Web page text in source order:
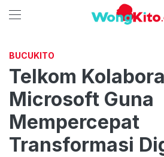
BUCUKITO
Telkom
Microsoft Guna
Mempercepat
Transformasi